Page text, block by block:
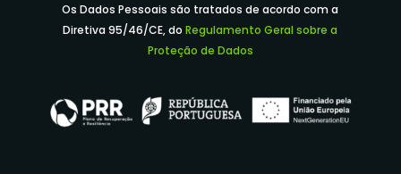
Os Dados Pessoais são tratados de acordo com a
Diretiva 95/46/CE, doRegulamento Geral sobre a
Proteção de Dados